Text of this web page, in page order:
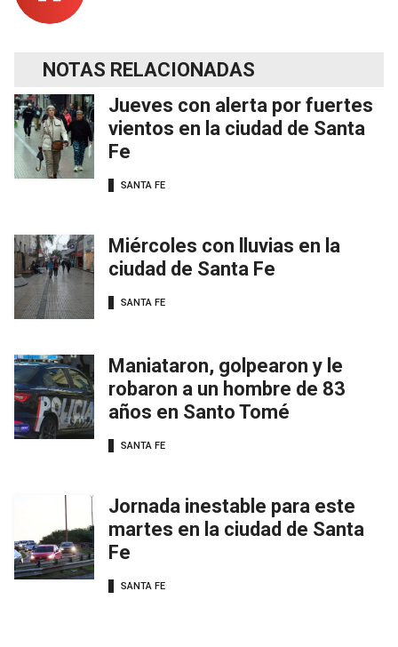
NOTAS RELACIONADAS
Jueves con alerta por fuertes
vientos en la ciudad de Santa
Fe
SANTA FE
Miércoles con lluvias en la
ciudad de Santa Fe
SANTA FE
Maniataron, golpearon y le
robaron a un hombre de 83
años en Santo Tomé
SANTA FE
Jornada inestable para este
martes en la ciudad de Santa
Fe
SANTA FE